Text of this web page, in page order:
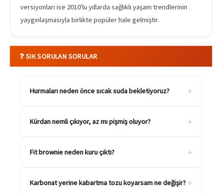
versiyonları ise 2010'lu yıllarda sağlıklı yaşam trendlerinin
yaygınlaşmasıyla birlikte popüler hale gelmiştir.
❓ SIK SORULAN SORULAR
Hurmaları neden önce sıcak suda bekletiyoruz? +
Kürdan nemli çıkıyor, az mı pişmiş oluyor? +
Fit brownie neden kuru çıktı? +
Karbonat yerine kabartma tozu koyarsam ne değişir? +